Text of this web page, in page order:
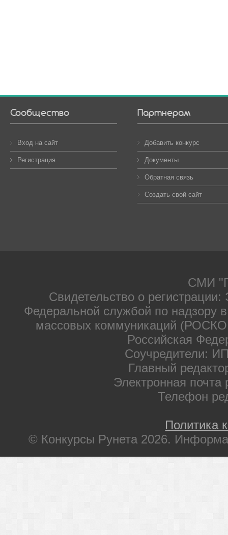
Сообщество
Вход на сайт
Регистрация
Партнерам
Добавить конкурс
Документы
Обратная связь
Создать свой сайт
СМИ
Свидетельство о
Федеральной службой по надзору
массовых коммуникаций
Российская
Соучредители:
Главный
Электронная почта
Телефон
Политика
© Конкурсы Рунета 2026.